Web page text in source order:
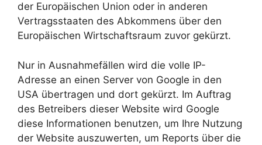
der Europäischen Union oder in anderen
Vertragsstaaten des Abkommens über den
Europäischen Wirtschaftsraum zuvor gekürzt.
Nur in Ausnahmefällen wird die volle IP-
Adresse an einen Server von Google in den
USA übertragen und dort gekürzt. Im Auftrag
des Betreibers dieser Website wird Google
diese Informationen benutzen, um Ihre Nutzung
der Website auszuwerten, um Reports über die